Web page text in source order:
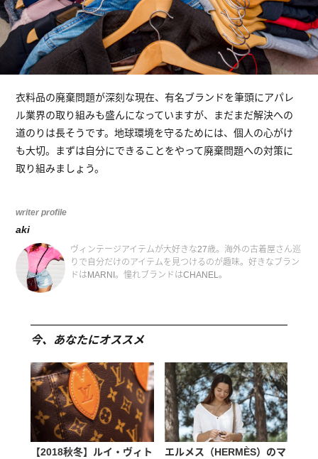
衣料品の廃棄問題が深刻な現在、有名ブランドを筆頭にアパレ
ル業界の取り組みも盛んになっていますが、まだまだ解決への
道のりは長そうです。地球環境を守るためには、個人の心がけ
も大切。まずは自分にできることをやって廃棄問題への対策に
取り組みましょう。
writer profile
aki
ヴィンテージアイテムが大好きな27歳。海外の古着屋さん巡
りで自分だけのアイテムを見つけるのが趣味。好きなブラン
ドはMARNI。憧れブランドはCHANEL。
今、あなたにオススメ
【2018秋冬】ルイ・ヴィト
エルメス（HERMÈS）のマ